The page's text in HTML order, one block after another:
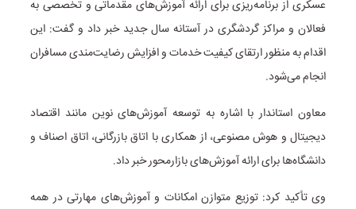
عسکری از برنامه‌ریزی برای ارائه آموزش‌های مقدماتی و تخصصی به
فعالان و مراکز گردشگری در آستانه سال جدید خبر داد و گفت: این
اقدام به منظور ارتقای کیفیت خدمات و افزایش رضایت‌مندی مسافران
انجام می‌شود.
معاون استاندار با اشاره به توسعه آموزش‌های نوین مانند اقتصاد
دیجیتال و هوش مصنوعی، از همکاری با اتاق بازرگانی، اتاق اصناف و
دانشگاه‌ها برای ارائه آموزش‌های بازارمحور خبر داد.
وی تأکید کرد: توزیع متوازن امکانات و آموزش‌های مهارتی در همه